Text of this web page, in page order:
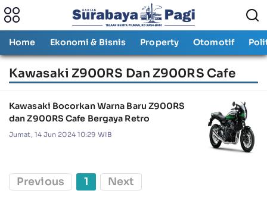
Home Ekonomi & Bisnis Property Otomotif
Kawasaki Z900RS Dan Z900RS Cafe
Kawasaki Bocorkan Warna Baru Z900RS
dan Z900RS Cafe Bergaya Retro
Jumat, 14 Jun 2024 10:29 WIB
Previous 1 Next